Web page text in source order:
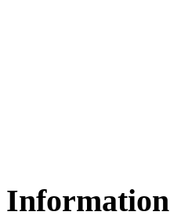
Information